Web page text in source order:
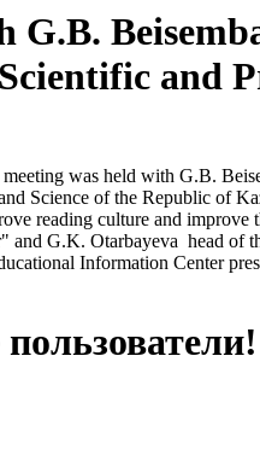
G.B.
and
was held with G.B.
Science of the Republic of
reading culture and
and G.K. Otarbayeva head of
Information Center